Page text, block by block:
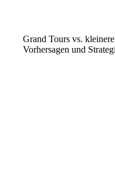
Grand Tours vs.
Vorhersagen und